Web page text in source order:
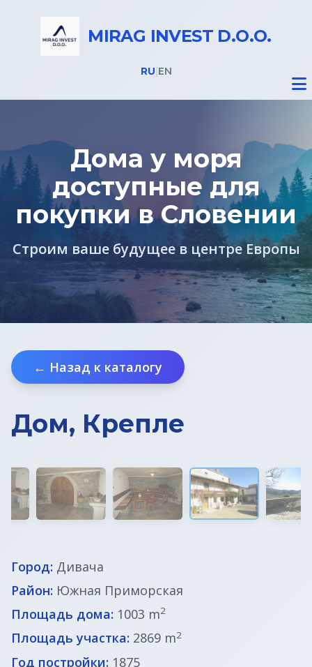
MIRAG INVEST D.O.O.
RU EN
Недвижимость
Все объекты
Недвижимость в Словении
Дома на Бледе
Земельные участки в Бледе
Квартиры у моря
Дома в Любляне
Дома до € 100 000
Дома у моря
доступные для
покупки в Словении
Строим ваше будущее в центре Европы
← Назад к каталогу
Дом, Крепле
Город: Дивача
Район: Южная Приморская
Площадь дома: 1003 m2
Площадь участка: 2869 m2
Год постройки: 1875